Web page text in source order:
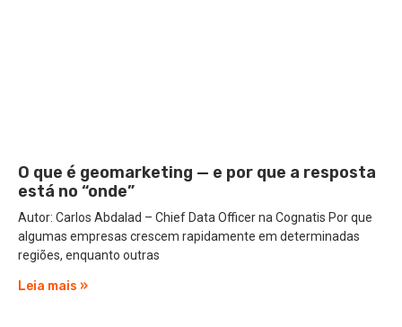
O que é geomarketing — e por que a resposta
está no “onde”
Autor: Carlos Abdalad – Chief Data Officer na Cognatis Por que
algumas empresas crescem rapidamente em determinadas
regiões, enquanto outras
Leia mais »